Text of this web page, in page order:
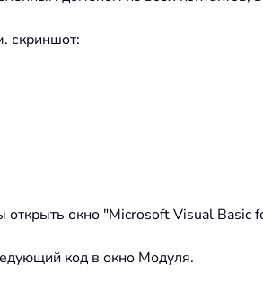
скриншот:
окно "Microsoft Visual Basic
код в окно Модуля.